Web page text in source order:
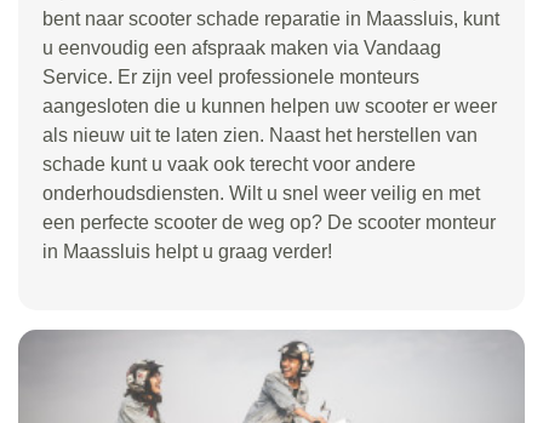
bent naar scooter schade reparatie in Maassluis, kunt
u eenvoudig een afspraak maken via Vandaag
Service. Er zijn veel professionele monteurs
aangesloten die u kunnen helpen uw scooter er weer
als nieuw uit te laten zien. Naast het herstellen van
schade kunt u vaak ook terecht voor andere
onderhoudsdiensten. Wilt u snel weer veilig en met
een perfecte scooter de weg op? De scooter monteur
in Maassluis helpt u graag verder!